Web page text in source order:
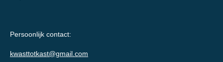
Persoonlijk contact:
kwasttotkast@gmail.com